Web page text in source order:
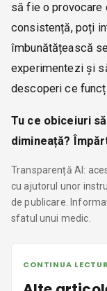
să fie o provocare
consistență, poți
îmbunătățească
experimentezi și
descoperi ce
Tu ce obiceiuri
dimineață?
Transparență AI:
cu ajutorul unor
de publicare.
sfatul unui medic.
CONTINUA